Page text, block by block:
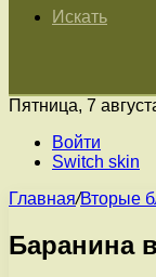
Искать
Пятница, 7
Войти
Switch skin
Главная/Вторые
Баранина